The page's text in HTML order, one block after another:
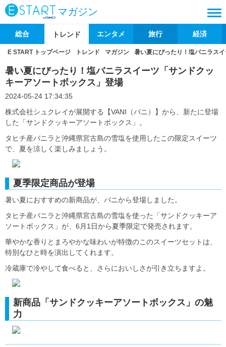
マガジン
総合 トレンド エンタメ 旅行 経済
E START トップページ トレンド マガジン 暑い夏にぴったり！塩バニラス
暑い夏にぴったり！塩バニラスイーツ「サンドクッ
キーアソートボックス」登場
2024-05-24 17:34:35
株式会社シュクレイが展開する【VANI（バニ）】から、新たに登場
した「サンドクッキーアソートボックス」。
タヒチ産バニラと沖縄県宮古島の雪塩を使用したこの限定スイーツ
で、夏を涼しく楽しみましょう。
夏季限定商品が登場
暑い夏におすすめの新商品が、バニから登場しました。
タヒチ産バニラと沖縄県宮古島の雪塩を使った「サンドクッキーア
ソートボックス」が、6月1日から夏季限定で発売されます。
華やかな香りとまろやかな味わいが特徴のこのスイーツセットは、
特別なひと時を演出してくれます。
冷蔵庫で冷やして食べると、さらにおいしさが引き立ちますよ。
新商品「サンドクッキーアソートボックス」の魅
力